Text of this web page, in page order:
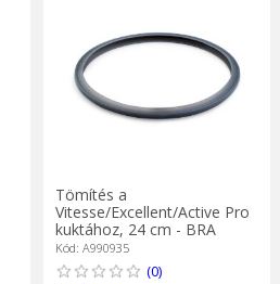
Tömítés a
Vitesse/Excellent/Active Pro
kuktához, 24 cm - BRA
Kód: A990935
(0)